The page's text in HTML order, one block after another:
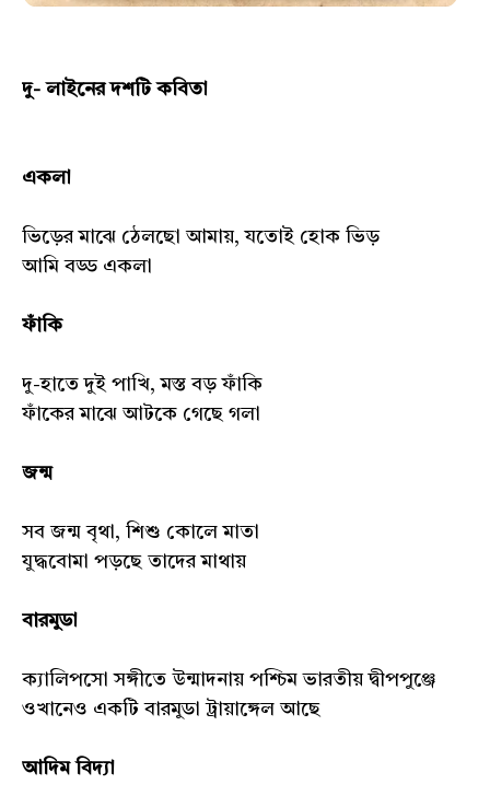
দু- লাইনের দশটি কবিতা
একলা
ভিড়ের মাঝে ঠেলছো আমায়, যতোই হোক ভিড়
আমি বড্ড একলা
ফাঁকি
দু-হাতে দুই পাখি, মস্ত বড় ফাঁকি
ফাঁকের মাঝে আটকে গেছে গলা
জন্ম
সব জন্ম বৃথা, শিশু কোলে মাতা
যুদ্ধবোমা পড়ছে তাদের মাথায়
বারমুডা
ক্যালিপসো সঙ্গীতে উন্মাদনায় পশ্চিম ভারতীয় দ্বীপপুঞ্জে
ওখানেও একটি বারমুডা ট্রায়াঙ্গেল আছে
আদিম বিদ্যা